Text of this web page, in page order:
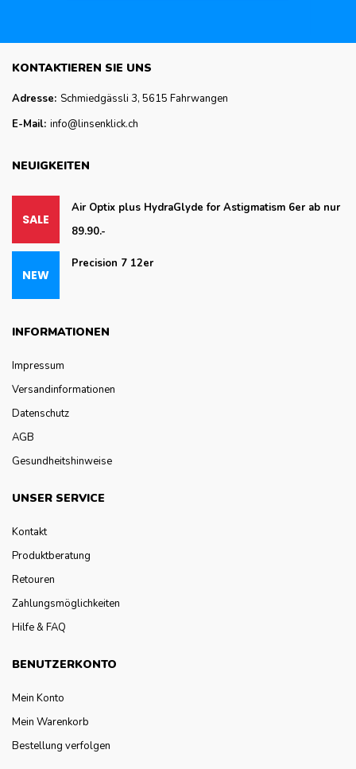
KONTAKTIEREN SIE UNS
Adresse: Schmiedgässli 3, 5615 Fahrwangen
E-Mail: info@linsenklick.ch
NEUIGKEITEN
Air Optix plus HydraGlyde for Astigmatism 6er ab nur
89.90.-
Precision 7 12er
INFORMATIONEN
Impressum
Versandinformationen
Datenschutz
AGB
Gesundheitshinweise
UNSER SERVICE
Kontakt
Produktberatung
Retouren
Zahlungsmöglichkeiten
Hilfe & FAQ
BENUTZERKONTO
Mein Konto
Mein Warenkorb
Bestellung verfolgen